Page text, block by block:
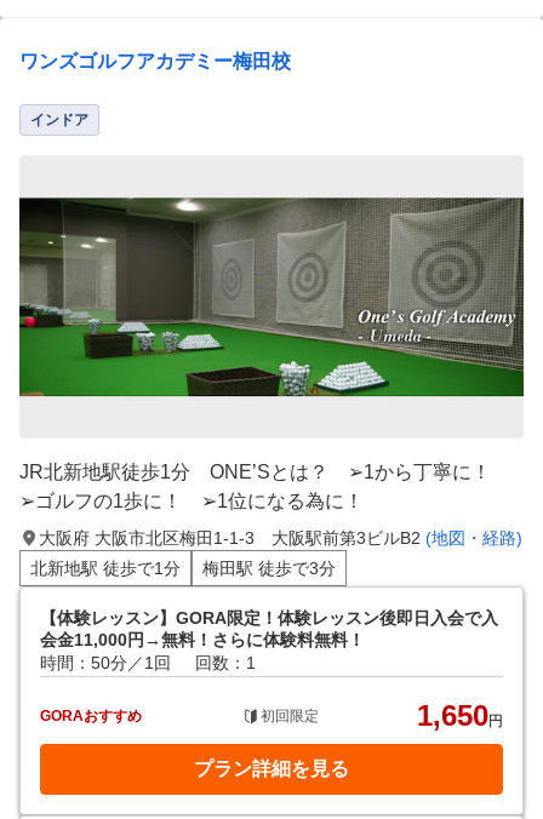
ワンズゴルフアカデミー梅田校
インドア
JR北新地駅徒歩1分 ONE’Sとは？ ➢1から丁寧に！
➢ゴルフの1歩に！ ➢1位になる為に！
大阪府 大阪市北区梅田1-1-3 大阪駅前第3ビルB2 (地図・経路)
北新地駅 徒歩で1分
梅田駅 徒歩で3分
【体験レッスン】GORA限定！体験レッスン後即日入会で入
会金11,000円→無料！さらに体験料無料！
時間：50分／1回
回数：1
GORAおすすめ 初回限定 1,650円
プラン詳細を見る